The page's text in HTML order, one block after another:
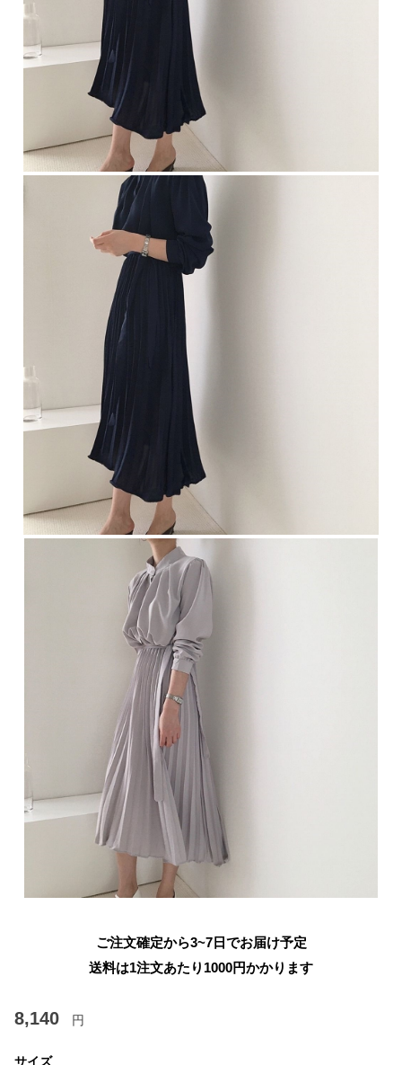
ご注文確定から3~7日でお届け予定
送料は1注文あたり 1000円かかります
8,140 円
サイズ